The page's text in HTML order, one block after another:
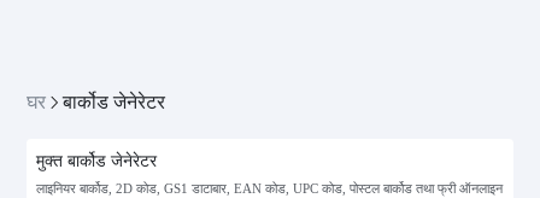
घर बार्कोड जेनेरेटर
मुक्त बार्कोड जेनेरेटर
लाइनियर बार्कोड, 2D कोड, GS1 डाटाबार, EAN कोड, UPC कोड, पोस्टल बार्कोड तथा फ्री ऑनलाइन